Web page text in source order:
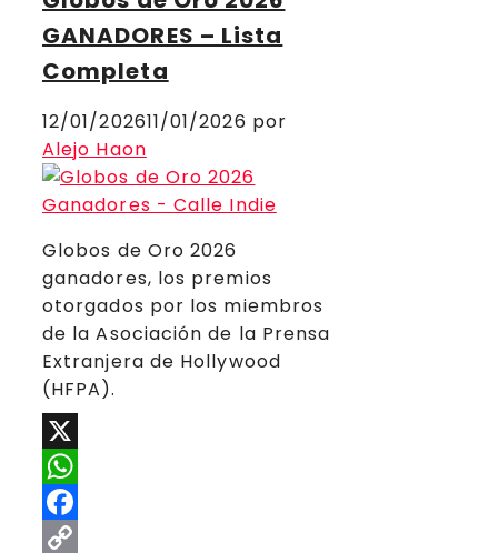
GANADORES – Lista
Completa
12/01/202611/01/2026 por
Alejo Haon
Globos de Oro 2026
ganadores, los premios
otorgados por los miembros
de la Asociación de la Prensa
Extranjera de Hollywood
(HFPA).
X
WhatsApp
Facebook